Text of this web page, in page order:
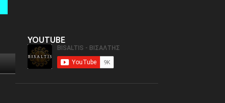
YOUTUBE